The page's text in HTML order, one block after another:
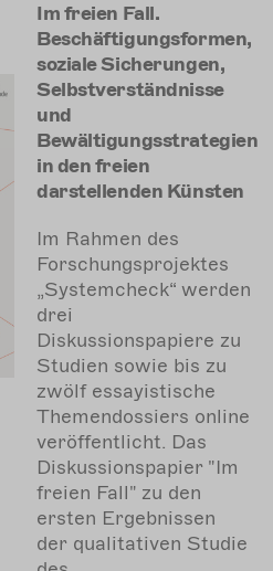
Im freien Fall.
Beschäftigungsformen,
soziale Sicherungen,
Selbstverständnisse
und
Bewältigungsstrategien
in den freien
darstellenden Künsten
Im Rahmen des
Forschungsprojektes
„Systemcheck“ werden
drei
Diskussionspapiere zu
Studien sowie bis zu
zwölf essayistische
Themendossiers online
veröffentlicht. Das
Diskussionspapier "Im
freien Fall" zu den
ersten Ergebnissen
der qualitativen Studie